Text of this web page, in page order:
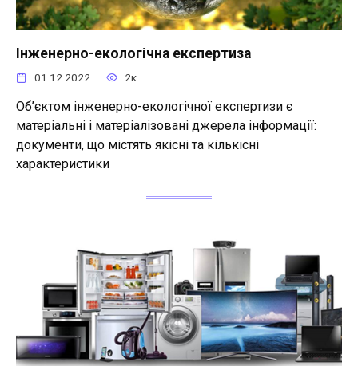
Інженерно-екологічна експертиза
01.12.2022 2к.
Об’єктом інженерно-екологічної експертизи є
матеріальні і матеріалізовані джерела інформації:
документи, що містять якісні та кількісні
характеристики